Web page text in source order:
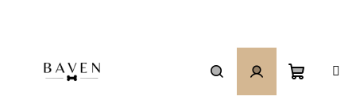
HledatPřihlášení